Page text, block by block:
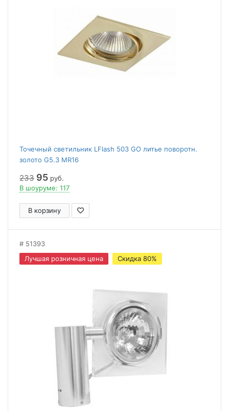
Точечный светильник LFlash 503 GO литье поворотн.
золото G5.3 MR16
233 95 руб.
В шоуруме: 117
В корзину
51393
Лучшая розничная цена
Скидка 80%